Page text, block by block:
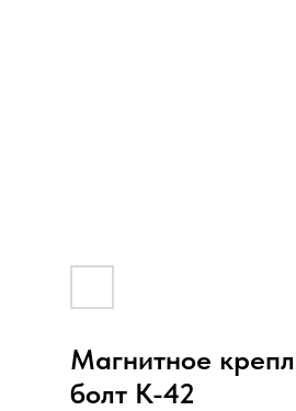
Магнитное
болт К-42